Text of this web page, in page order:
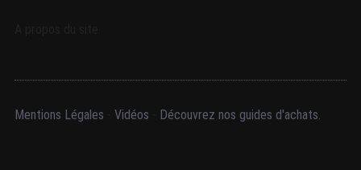
Mentions Légales Vidéos Découvrez nos guides d'achats.